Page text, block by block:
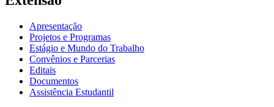
Apresentação
Projetos e Programas
Estágio e Mundo do Trabalho
Convênios e Parcerias
Editais
Documentos
Assistência Estudantil